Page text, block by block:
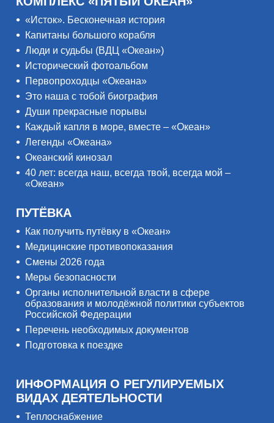
«Исток». Бесконечная история
Капитаны большого корабля
Люди и судьбы (ВДЦ «Океан»)
Исторический фотоальбом
Первопроходцы «Океана»
Это наша с тобой биография
Души прекрасные порывы
Каждый капля в море, вместе – «Океан»
Легенды «Океана»
Океанский кинозал
40 лет: всегда наш, всегда твой, всегда мой –
«Океан»
ПУТЁВКА
Как получить путёвку в «Океан»
Медицинские противопоказания
Смены 2026 года
Меры безопасности
Органы исполнительной власти в сфере
образования и молодёжной политики субъектов
Российской Федерации
Перечень необходимых документов
Подготовка к поездке
ИНФОРМАЦИЯ О РЕГУЛИРУЕМЫХ
ВИДАХ ДЕЯТЕЛЬНОСТИ
Теплоснабжение